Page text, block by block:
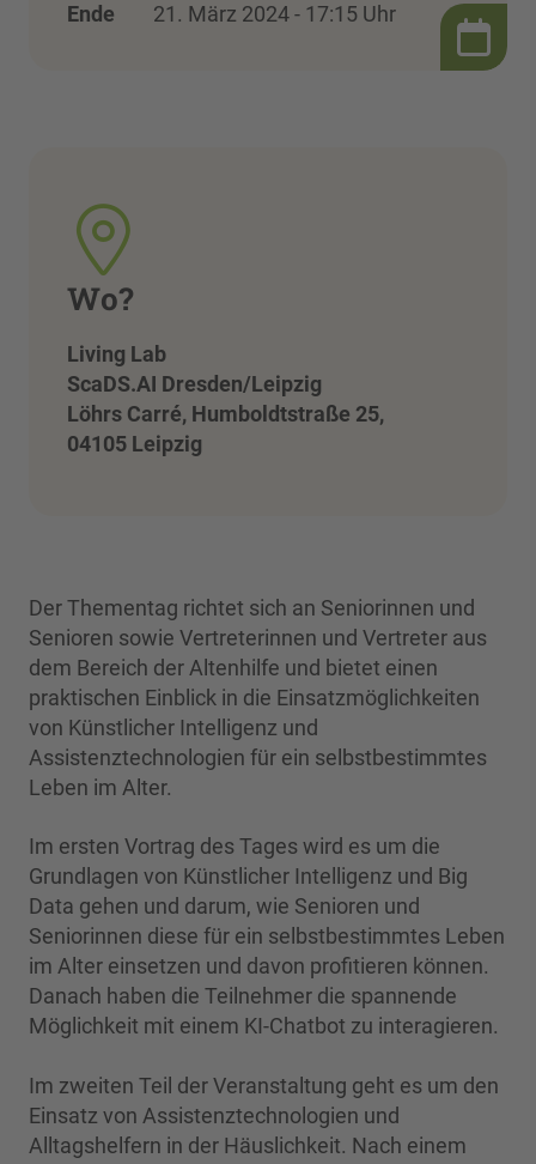
Ende
21. März 2024 - 17:15 Uhr
Wo?
Living Lab
ScaDS.AI Dresden/Leipzig
Löhrs Carré, Humboldtstraße 25,
04105 Leipzig
Der Thementag richtet sich an Seniorinnen und
Senioren sowie Vertreterinnen und Vertreter aus
dem Bereich der Altenhilfe und bietet einen
praktischen Einblick in die Einsatzmöglichkeiten
von Künstlicher Intelligenz und
Assistenztechnologien für ein selbstbestimmtes
Leben im Alter.
Im ersten Vortrag des Tages wird es um die
Grundlagen von Künstlicher Intelligenz und Big
Data gehen und darum, wie Senioren und
Seniorinnen diese für ein selbstbestimmtes Leben
im Alter einsetzen und davon profitieren können.
Danach haben die Teilnehmer die spannende
Möglichkeit mit einem KI-Chatbot zu interagieren.
Im zweiten Teil der Veranstaltung geht es um den
Einsatz von Assistenztechnologien und
Alltagshelfern in der Häuslichkeit. Nach einem